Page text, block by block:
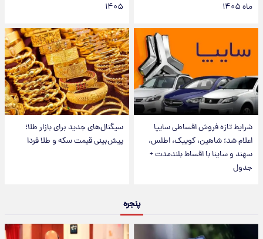
ماه ۱۴۰۵
۱۴۰۵
شرایط تازه فروش اقساطی سایپا
اعلام شد؛ شاهین، کوییک، اطلس،
سهند و ساینا با اقساط بلندمدت +
جدول
سیگنال‌های جدید برای بازار طلا؛
پیش‌بینی قیمت سکه و طلا فردا
پنجره